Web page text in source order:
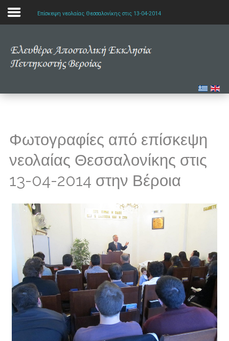
Αρχική
Μελετώντας την Αγία Γραφή
Επίσκεψη νεολαίας Θεσσαλονίκης στις 13-04-2014
Φωτογραφίες από επίσκεψη
νεολαίας Θεσσαλονίκης στις
13-04-2014 στην Βέροια